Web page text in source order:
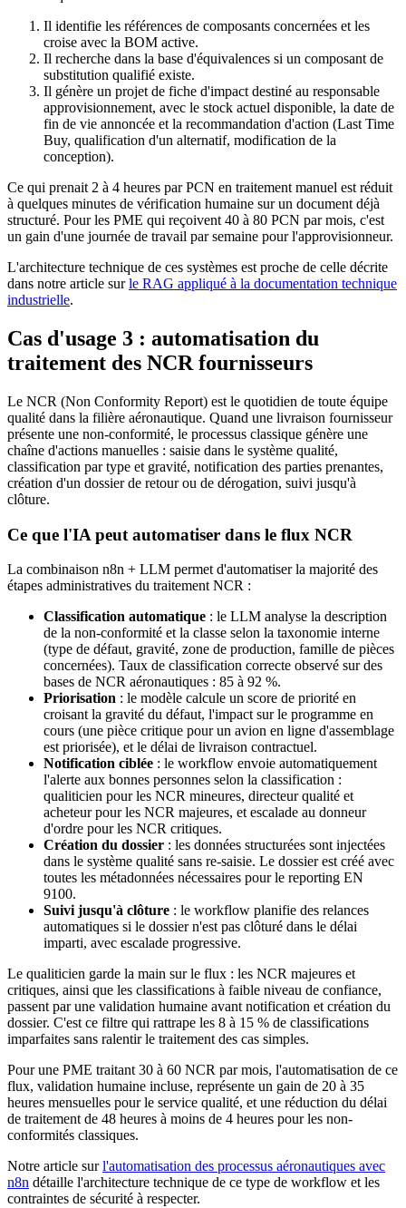
Il identifie les références de composants concernées et les
croise avec la BOM active.
Il recherche dans la base d'équivalences si un composant de
substitution qualifié existe.
Il génère un projet de fiche d'impact destiné au responsable
approvisionnement, avec le stock actuel disponible, la date de
fin de vie annoncée et la recommandation d'action (Last Time
Buy, qualification d'un alternatif, modification de la
conception).
Ce qui prenait 2 à 4 heures par PCN en traitement manuel est réduit
à quelques minutes de vérification humaine sur un document déjà
structuré. Pour les PME qui reçoivent 40 à 80 PCN par mois, c'est
un gain d'une journée de travail par semaine pour l'approvisionneur.
L'architecture technique de ces systèmes est proche de celle décrite
dans notre article surle RAG appliqué à la documentation technique
industrielle.
Cas d'usage 3 : automatisation du
traitement des NCR fournisseurs
Le NCR (Non Conformity Report) est le quotidien de toute équipe
qualité dans la filière aéronautique. Quand une livraison fournisseur
présente une non-conformité, le processus classique génère une
chaîne d'actions manuelles : saisie dans le système qualité,
classification par type et gravité, notification des parties prenantes,
création d'un dossier de retour ou de dérogation, suivi jusqu'à
clôture.
Ce que l'IA peut automatiser dans le flux NCR
La combinaison n8n + LLM permet d'automatiser la majorité des
étapes administratives du traitement NCR :
Classification automatique : le LLM analyse la description
de la non-conformité et la classe selon la taxonomie interne
(type de défaut, gravité, zone de production, famille de pièces
concernées). Taux de classification correcte observé sur des
bases de NCR aéronautiques : 85 à 92 %.
Priorisation : le modèle calcule un score de priorité en
croisant la gravité du défaut, l'impact sur le programme en
cours (une pièce critique pour un avion en ligne d'assemblage
est priorisée), et le délai de livraison contractuel.
Notification ciblée : le workflow envoie automatiquement
l'alerte aux bonnes personnes selon la classification :
qualiticien pour les NCR mineures, directeur qualité et
acheteur pour les NCR majeures, et escalade au donneur
d'ordre pour les NCR critiques.
Création du dossier : les données structurées sont injectées
dans le système qualité sans re-saisie. Le dossier est créé avec
toutes les métadonnées nécessaires pour le reporting EN
9100.
Suivi jusqu'à clôture : le workflow planifie des relances
automatiques si le dossier n'est pas clôturé dans le délai
imparti, avec escalade progressive.
Le qualiticien garde la main sur le flux : les NCR majeures et
critiques, ainsi que les classifications à faible niveau de confiance,
passent par une validation humaine avant notification et création du
dossier. C'est ce filtre qui rattrape les 8 à 15 % de classifications
imparfaites sans ralentir le traitement des cas simples.
Pour une PME traitant 30 à 60 NCR par mois, l'automatisation de ce
flux, validation humaine incluse, représente un gain de 20 à 35
heures mensuelles pour le service qualité, et une réduction du délai
de traitement de 48 heures à moins de 4 heures pour les non-
conformités classiques.
Notre article surl'automatisation des processus aéronautiques avec
n8n détaille l'architecture technique de ce type de workflow et les
contraintes de sécurité à respecter.